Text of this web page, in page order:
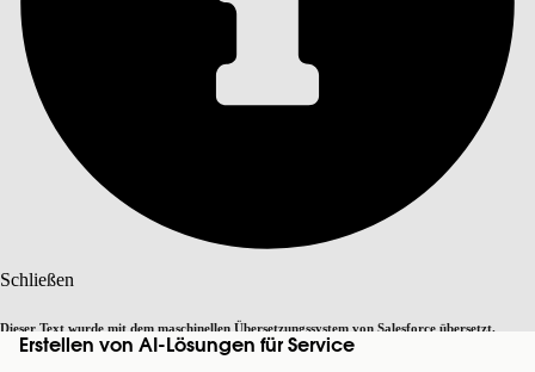
Schließen
Dieser Text wurde mit dem maschinellen Übersetzungssystem von Salesforce übersetzt.
Weitere Details finden Siehier. Zu Englisch wechseln
Erstellen von AI-Lösungen für Service